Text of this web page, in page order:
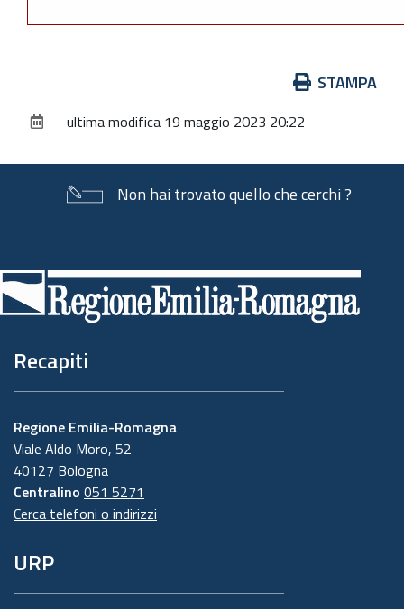
documento
STAMPA
ultima modifica 19 maggio 2023 20:22
Non hai trovato quello che cerchi ?
di
pagina
Recapiti
Regione Emilia-Romagna
Viale Aldo Moro, 52
40127 Bologna
Centralino 051 5271
Cerca telefoni o indirizzi
URP